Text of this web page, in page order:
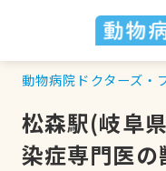
動物病院ドクターズ・
松森駅(岐阜
染症専門医